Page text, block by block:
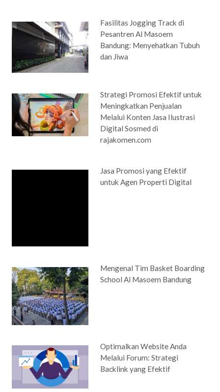
Fasilitas Jogging Track di
Pesantren Al Masoem
Bandung: Menyehatkan Tubuh
dan Jiwa
Strategi Promosi Efektif untuk
Meningkatkan Penjualan
Melalui Konten Jasa Ilustrasi
Digital Sosmed di
rajakomen.com
Jasa Promosi yang Efektif
untuk Agen Properti Digital
Mengenal Tim Basket Boarding
School Al Masoem Bandung
Optimalkan Website Anda
Melalui Forum: Strategi
Backlink yang Efektif